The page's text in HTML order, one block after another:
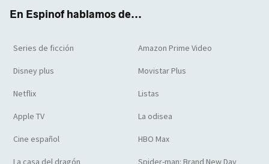
En Espinof hablamos de...
Series de ficción Amazon Prime Video
Disney plus Movistar Plus
Netflix Listas
Apple TV La odisea
Cine español HBO Max
La casa del dragón Spider-man: Brand New Day